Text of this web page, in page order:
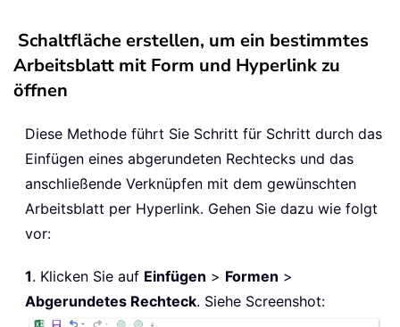
Schaltfläche erstellen, um ein bestimmtes
Arbeitsblatt mit Form und Hyperlink zu
öffnen
Diese Methode führt Sie Schritt für Schritt durch das
Einfügen eines abgerundeten Rechtecks und das
anschließende Verknüpfen mit dem gewünschten
Arbeitsblatt per Hyperlink. Gehen Sie dazu wie folgt
vor:
1. Klicken Sie auf Einfügen > Formen >
Abgerundetes Rechteck. Siehe Screenshot: